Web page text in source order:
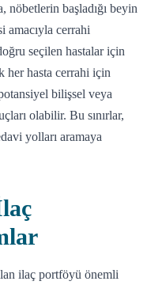
nöbetlerin başladığı beyin
amacıyla cerrahi
seçilen hastalar için
her hasta cerrahi için
bilişsel veya
olabilir. Bu sınırlar,
yolları aramaya
ilaç portföyü önemli